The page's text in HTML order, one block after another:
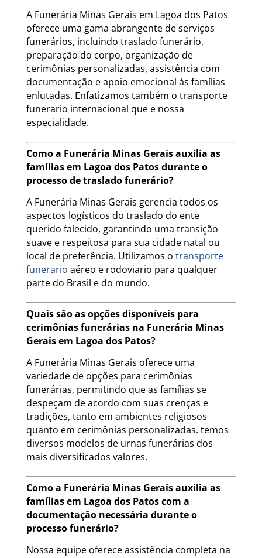
A Funerária Minas Gerais em Lagoa dos Patos
oferece uma gama abrangente de serviços
funerários, incluindo traslado funerário,
preparação do corpo, organização de
cerimônias personalizadas, assistência com
documentação e apoio emocional às famílias
enlutadas. Enfatizamos também o transporte
funerario internacional que e nossa
especialidade.
Como a Funerária Minas Gerais auxilia as
famílias em Lagoa dos Patos durante o
processo de traslado funerário?
A Funerária Minas Gerais gerencia todos os
aspectos logísticos do traslado do ente
querido falecido, garantindo uma transição
suave e respeitosa para sua cidade natal ou
local de preferência. Utilizamos o transporte
funerario aéreo e rodoviario para qualquer
parte do Brasil e do mundo.
Quais são as opções disponíveis para
cerimônias funerárias na Funerária Minas
Gerais em Lagoa dos Patos?
A Funerária Minas Gerais oferece uma
variedade de opções para cerimônias
funerárias, permitindo que as famílias se
despeçam de acordo com suas crenças e
tradições, tanto em ambientes religiosos
quanto em cerimônias personalizadas. temos
diversos modelos de urnas funerárias dos
mais diversificados valores.
Como a Funerária Minas Gerais auxilia as
famílias em Lagoa dos Patos com a
documentação necessária durante o
processo funerário?
Nossa equipe oferece assistência completa na